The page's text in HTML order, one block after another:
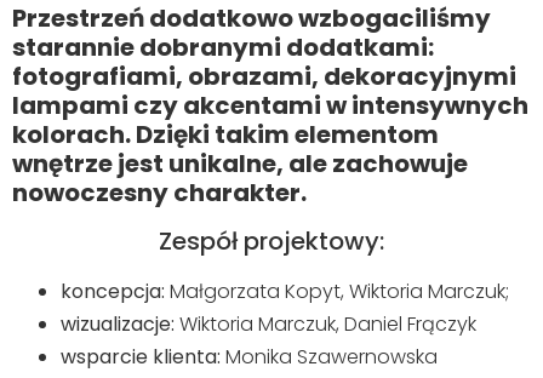
Przestrzeń dodatkowo wzbogaciliśmy
starannie dobranymi dodatkami:
fotografiami, obrazami, dekoracyjnymi
lampami czy akcentami w intensywnych
kolorach. Dzięki takim elementom
wnętrze jest unikalne, ale zachowuje
nowoczesny charakter.
Zespół projektowy:
koncepcja: Małgorzata Kopyt, Wiktoria Marczuk;
wizualizacje: Wiktoria Marczuk, Daniel Frączyk
wsparcie klienta: Monika Szawernowska